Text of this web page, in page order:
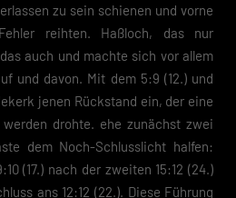
zu sein schienen und vorne
reihten. Haßloch, das nur
auch und machte sich vor allem
und davon. Mit dem 5:9 (12.) und
jenen Rückstand ein, der eine
drohte. ehe zunächst zwei
dem Noch-Schlusslicht halfen:
(17.) nach der zweiten 15:12 (24.)
ans 12:12 (22.). Diese Führung